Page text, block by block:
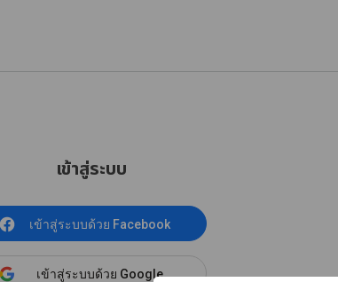
เข้าสู่ระบบ
เข้าสู่ระบบด้วย Facebook
เข้าสู่ระบบด้วย Google